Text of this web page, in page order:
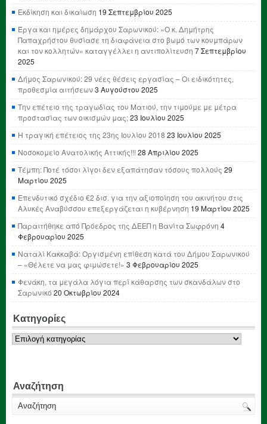
Εκδίκηση και δικαίωση 19 Σεπτεμβρίου 2025
Έργα και ημέρες δημάρχου Σαρωνικού: «Ο κ. Δημήτρης
Παπαχρήστου θυσίασε τη διαφάνεια στο βωμό των κουμπάρων
και τον κολλητών» καταγγέλλει η αντιπολίτευση 7 Σεπτεμβρίου
2025
Δήμος Σαρωνικού: 29 νέες θέσεις εργασίας – Οι ειδικότητες,
προθεσμία αιτήσεων3 Αυγούστου 2025
Την επέτειο της τραγωδίας του Ματιού, την τιμούμε με μέτρα
προστασίας των οικισμών μας;23 Ιουλίου 2025
Η τραγική επέτειος της 23ης Ιουλίου 2018 23 Ιουλίου 2025
Νοσοκομείο Ανατολικής Αττικής!!! 28 Απριλίου 2025
Τέμπη: Ποτέ τόσοι λίγοι δεν εξαπάτησαν τόσους πολλούς 29
Μαρτίου 2025
Επενδυτικό σχέδιο €2 δισ. για την αξιοποίηση του ακινήτου στις
Αλυκές Αναβύσσου επεξεργάζεται η κυβέρνηση 19 Μαρτίου 2025
Παραιτήθηκε από Πρόεδρος της ΔΕΕΠ η Βανίτα Σωφρόνη 4
Φεβρουαρίου 2025
Ναταλί Κακκαβά: Οργισμένη επίθεση κατά του Δήμου Σαρωνικού
– «Θέλετε να μας φιμώσετε!» 3 Φεβρουαρίου 2025
Φενάκη, τα μεγάλα λόγια περί κάθαρσης των σκανδάλων στο
Σαρωνικό 20 Οκτωβρίου 2024
Κατηγορίες
Κατηγορίες
Αναζήτηση